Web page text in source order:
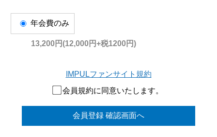
年会費のみ
13,200円(12,000円+税1200円)
IMPULファンサイト規約
会員規約に同意いたします。